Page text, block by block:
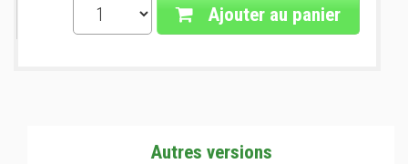
Ajouter au panier
Autres versions